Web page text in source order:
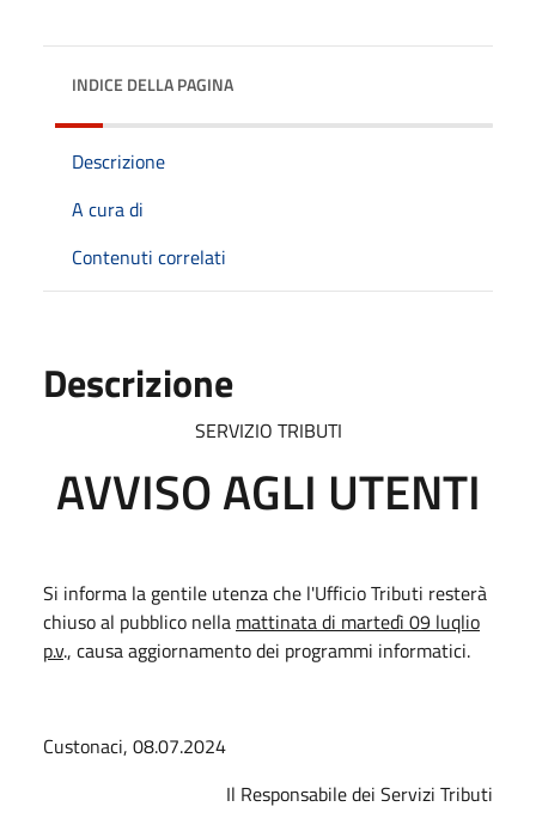
INDICE DELLA PAGINA
Descrizione
A cura di
Contenuti correlati
Descrizione
SERVIZIO TRIBUTI
AVVISO AGLI UTENTI
Si informa la gentile utenza che l'Ufficio Tributi resterà
chiuso al pubblico nella mattinata di martedì 09 luqlio
p.v., causa aggiornamento dei programmi informatici.
Custonaci, 08.07.2024
Il Responsabile dei Servizi Tributi